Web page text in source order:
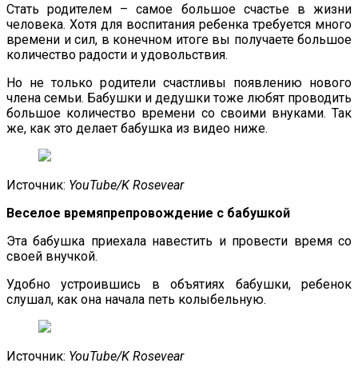
Стать родителем – самое большое счастье в жизни
человека. Хотя для воспитания ребенка требуется много
времени и сил, в конечном итоге вы получаете большое
количество радости и удовольствия.
Но не только родители счастливы появлению нового
члена семьи. Бабушки и дедушки тоже любят проводить
большое количество времени со своими внуками. Так
же, как это делает бабушка из видео ниже.
Источник: YouTube/K Rosevear
Веселое времяпрепровождение с бабушкой
Эта бабушка приехала навестить и провести время со
своей внучкой.
Удобно устроившись в объятиях бабушки, ребенок
слушал, как она начала петь колыбельную.
Источник: YouTube/K Rosevear